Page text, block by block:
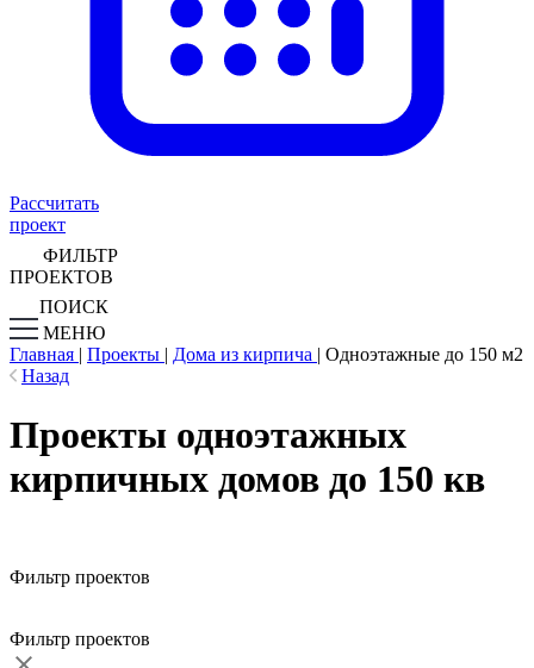
Рассчитать
проект
ФИЛЬТР
ПРОЕКТОВ
ПОИСК
МЕНЮ
Главная | Проекты | Дома из кирпича | Одноэтажные до 150 м2
Назад
Проекты одноэтажных
кирпичных домов до 150 кв
Фильтр проектов
Фильтр проектов